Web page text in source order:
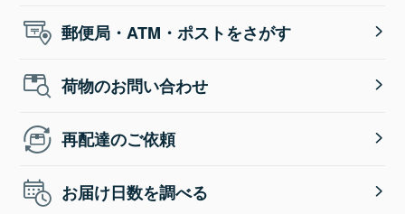
郵便局・ATM・ポストをさがす
荷物のお問い合わせ
再配達のご依頼
お届け日数を調べる